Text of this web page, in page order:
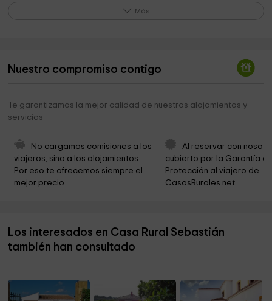
Testigos Cristianos de Jehova 0,4 km
Iglesia San Juan
Iglesia de San Juan Bautista
Hermandad Ntra. Sra de la Fuensanta
Nuevo Parque Coineño 0,6 km
Ayuntamiento de Coín
Más
Nuestro compromiso contigo
Te garantizamos la mejor calidad de nuestros alojamientos y
servicios
No cargamos comisiones a los
viajeros, sino a los alojamientos.
Por eso te ofrecemos siempre el
mejor precio.
Al reservar con
cubierto por la Garantía
Protección al viajero de
CasasRurales.net
Los interesados en Casa Rural Sebastián
también han consultado